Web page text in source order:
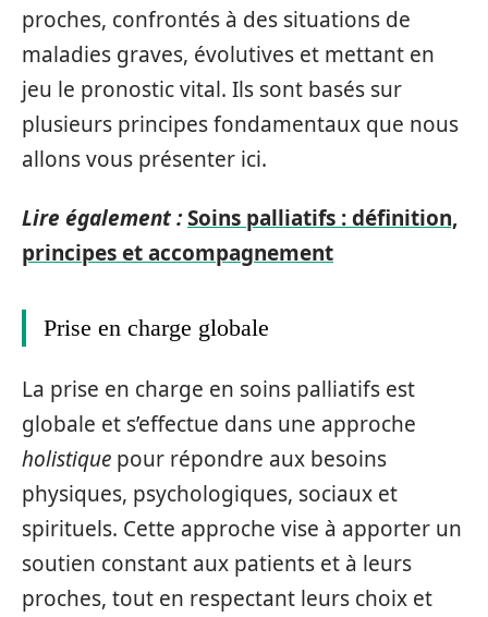
proches, confrontés à des situations de
maladies graves, évolutives et mettant en
jeu le pronostic vital. Ils sont basés sur
plusieurs principes fondamentaux que nous
allons vous présenter ici.
Lire également :Soins palliatifs : définition,
principes et accompagnement
Prise en charge globale
La prise en charge en soins palliatifs est
globale et s’effectue dans une approche
holistique pour répondre aux besoins
physiques, psychologiques, sociaux et
spirituels. Cette approche vise à apporter un
soutien constant aux patients et à leurs
proches, tout en respectant leurs choix et